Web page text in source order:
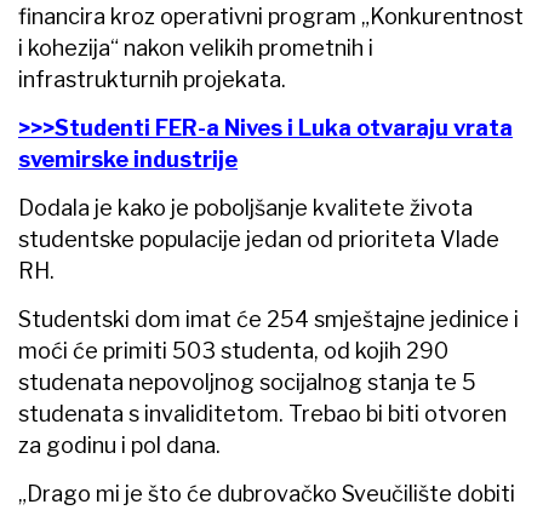
financira kroz operativni program „Konkurentnost
i kohezija“ nakon velikih prometnih i
infrastrukturnih projekata.
>>>Studenti FER-a Nives i Luka otvaraju vrata
svemirske industrije
Dodala je kako je poboljšanje kvalitete života
studentske populacije jedan od prioriteta Vlade
RH.
Studentski dom imat će 254 smještajne jedinice i
moći će primiti 503 studenta, od kojih 290
studenata nepovoljnog socijalnog stanja te 5
studenata s invaliditetom. Trebao bi biti otvoren
za godinu i pol dana.
„Drago mi je što će dubrovačko Sveučilište dobiti